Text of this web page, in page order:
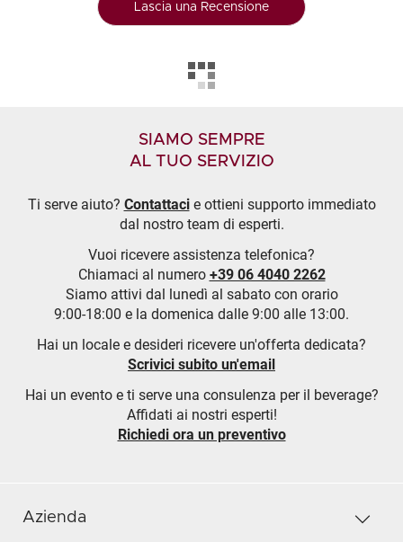
Lascia una Recensione
SIAMO SEMPRE
AL TUO SERVIZIO
Ti serve aiuto? Contattacie ottieni supporto immediato
dal nostro team di esperti.
Vuoi ricevere assistenza telefonica?
Chiamaci al numero +39 06 4040 2262
Siamo attivi dal lunedì al sabato con orario
9:00-18:00 e la domenica dalle 9:00 alle 13:00.
Hai un locale e desideri ricevere un'offerta dedicata?
Scrivici subito un'email
Hai un evento e ti serve una consulenza per il beverage?
Affidati ai nostri esperti!
Richiedi ora un preventivo
Azienda